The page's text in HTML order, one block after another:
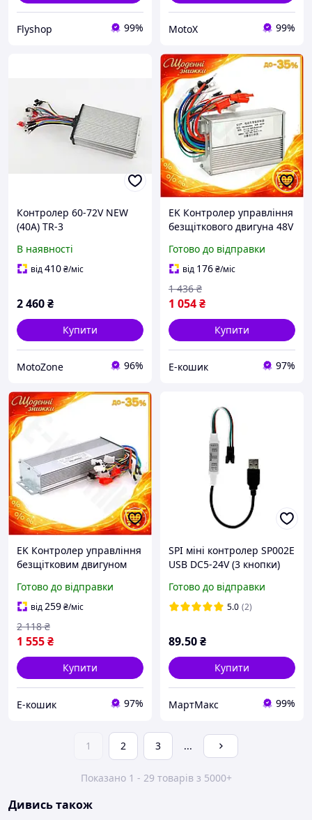
Flyshop 99% MotoX 99%
Контролер 60-72V NEW
(40А) TR-3
В наявності
від410₴/міс
2 460₴
Купити
MotoZone 96%
EK Контролер управління
безщіткового двигуна 48V
450W 25A для
електросамокату HFX17_E
Готово до відправки
від 176₴/міс
1 054₴
1 436 ₴
Купити
Е-кошик 97%
EK Контролер управління
безщітковим двигуном
64V 1000Вт для
електроскутерів та
HFX17_E
Готово до відправки
від259₴/міс
1 555₴
2 118 ₴
Купити
Е-кошик 97%
SPI міні контролер SP002E
USB DC5-24V (3 кнопки)
Готово до відправки
5.0 (2)
89.50₴
Купити
МартМакс 99%
1 2 3 ...
Показано 1 - 29 товарів з 5000+
Дивись також